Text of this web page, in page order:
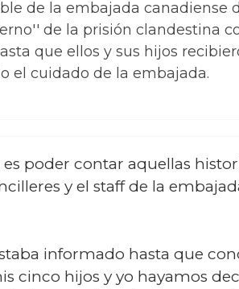
de la embajada canadiense
de la prisión clandestina
que ellos y sus hijos
el cuidado de la embajada.
poder contar aquellas
y el staff de la
informado hasta que
cinco hijos y yo hayamos